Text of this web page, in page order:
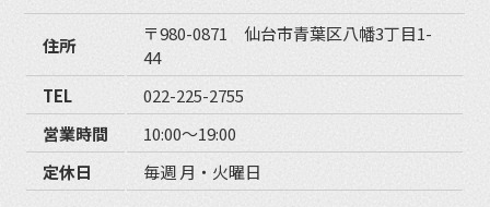
住所
〒980-0871 仙台市青葉区八幡3丁目1-
44
TEL
022-225-2755
営業時間
10:00〜19:00
定休日
毎週 月・火曜日